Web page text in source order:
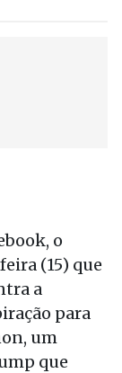
o
(15) que
a
para
um
que